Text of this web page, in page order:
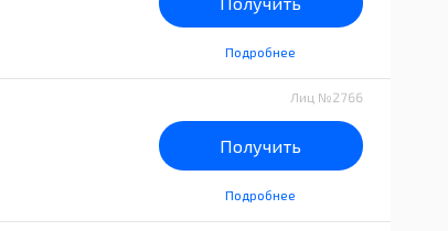
Подробнее
Лиц №2766
Получить
Подробнее